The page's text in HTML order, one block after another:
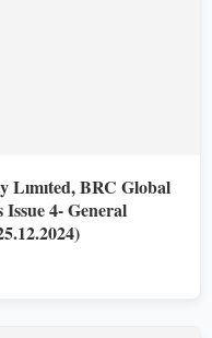
Lımıted, BRC Global
4- General